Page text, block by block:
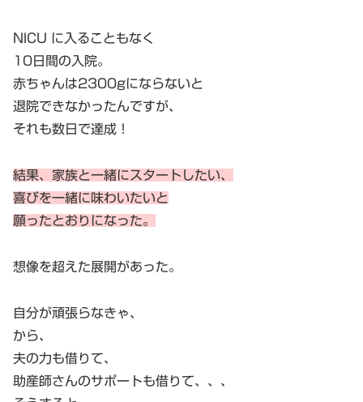
NICU に入ることもなく
10日間の入院。
赤ちゃんは2300gにならないと
退院できなかったんですが、
それも数日で達成！
結果、家族と一緒にスタートしたい、
喜びを一緒に味わいたいと
願ったとおり になった。
想像を超えた展開があった。
自分が頑張らなきゃ、
から、
夫の力も借りて、
助産師さんのサポートも借りて、、、